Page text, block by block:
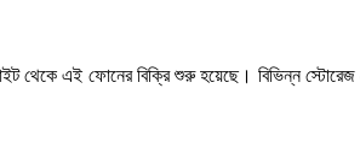
এই ফোনের বিক্রি শুরু হয়েছে। বিভিন্ন